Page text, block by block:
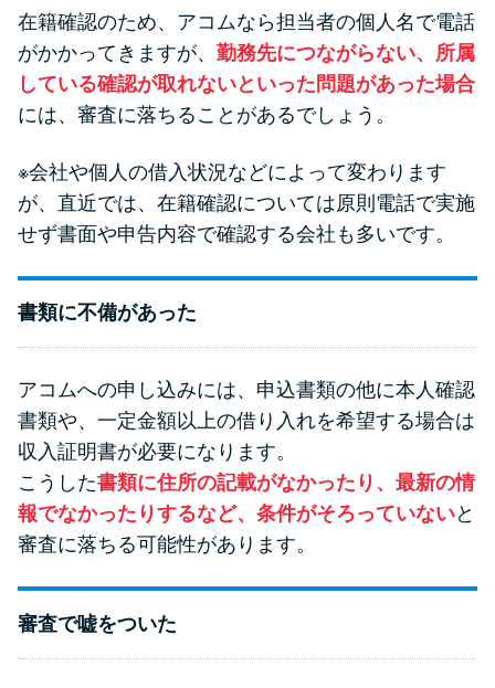
方法はどれ？
年収が低い＆他社借入があると
落ちる？バンクイックの口コミ
みずほ銀行カードローンの問い
合わせ先とシーン別の問い合わ
在籍確認のため、アコムなら担当者の個人名で電話
がかかってきますが、 勤務先につながらない、所属
している確認が取れないといった問題があった場合
には、審査に落ちることがあるでしょう。
※会社や個人の借入状況などによって変わります
が、直近では、在籍確認については原則電話で実施
せず書面や申告内容で確認する会社も多いです。
書類に不備があった
アコムへの申し込みには、申込書類の他に本人確認
書類や、一定金額以上の借り入れを希望する場合は
収入証明書が必要になります。
こうした書類に住所の記載がなかったり、最新の情
報でなかったりするなど、条件がそろっていないと
審査に落ちる可能性があります。
審査で嘘をついた